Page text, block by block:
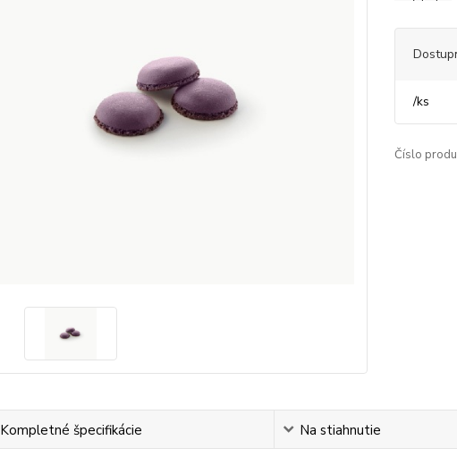
/ks
Číslo
Kompletné špecifikácie Na stiahnutie